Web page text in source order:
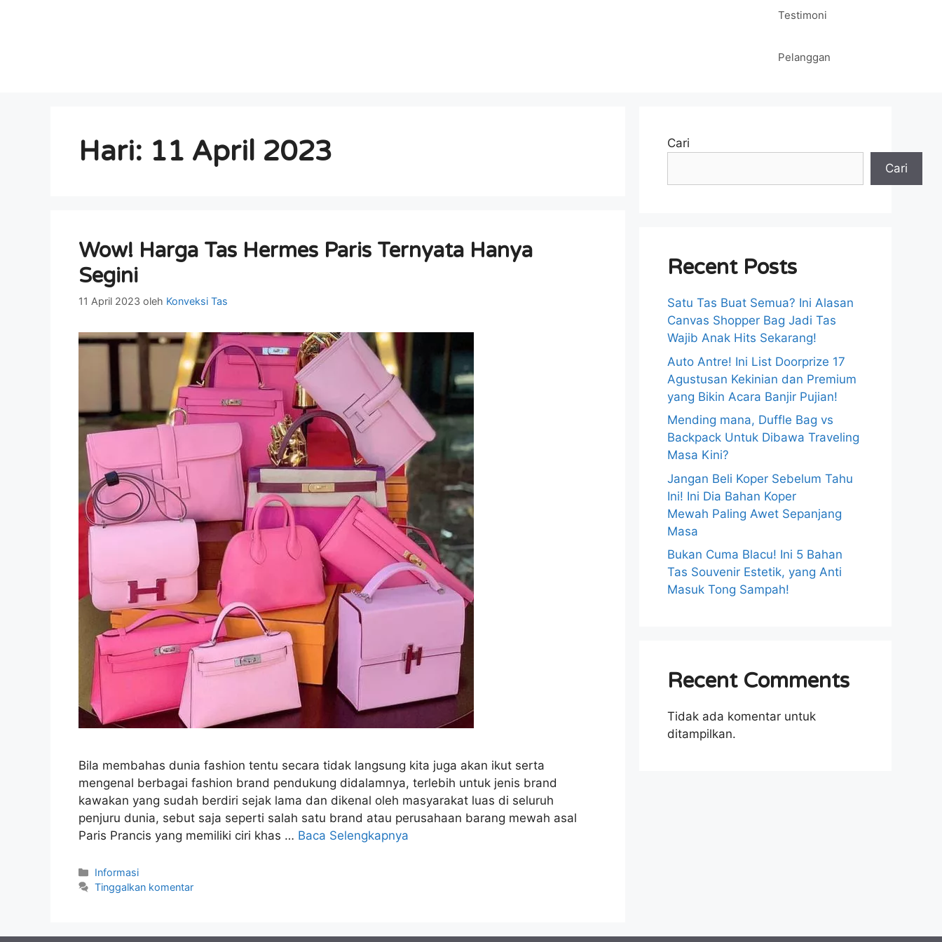
Testimoni
Pelanggan
Hari: 11 April 2023
Wow! Harga Tas Hermes Paris Ternyata Hanya
Segini
11 April 2023 oleh Konveksi Tas
Bila membahas dunia fashion tentu secara tidak langsung kita juga akan ikut serta
mengenal berbagai fashion brand pendukung didalamnya, terlebih untuk jenis brand
kawakan yang sudah berdiri sejak lama dan dikenal oleh masyarakat luas di seluruh
penjuru dunia, sebut saja seperti salah satu brand atau perusahaan barang mewah asal
Paris Prancis yang memiliki ciri khas … Baca Selengkapnya
Kategori
Informasi
Tinggalkan komentar
Cari
Cari
Recent Posts
Satu Tas Buat Semua? Ini Alasan
Canvas Shopper Bag Jadi Tas
Wajib Anak Hits Sekarang!
Auto Antre! Ini List Doorprize 17
Agustusan Kekinian dan Premium
yang Bikin Acara Banjir Pujian!
Mending mana, Duffle Bag vs
Backpack Untuk Dibawa Traveling
Masa Kini?
Jangan Beli Koper Sebelum Tahu
Ini! Ini Dia Bahan Koper
Mewah Paling Awet Sepanjang
Masa
Bukan Cuma Blacu! Ini 5 Bahan
Tas Souvenir Estetik, yang Anti
Masuk Tong Sampah!
Recent Comments
Tidak ada komentar untuk
ditampilkan.